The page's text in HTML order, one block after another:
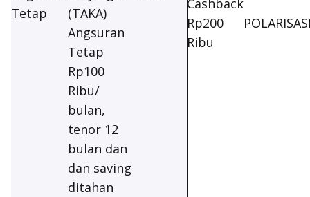
Cashback
Rp200
Ribu
Tetap
(TAKA)
Angsuran
Tetap
Rp100
Ribu/
bulan,
tenor 12
bulan dan
dan saving
ditahan